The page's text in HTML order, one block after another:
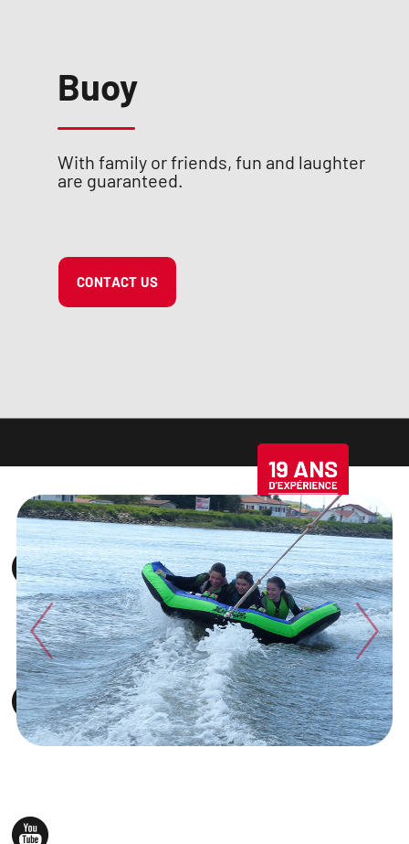
Buoy
With family or friends, fun and laughter
are guaranteed.
CONTACT US